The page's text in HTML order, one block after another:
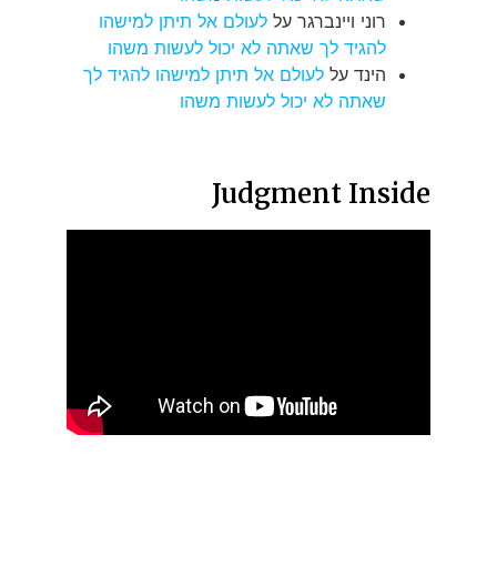
רוני ויינברגר על לעולם אל תיתן למישהו
להגיד לך שאתה לא יכול לעשות משהו
הינד על לעולם אל תיתן למישהו להגיד לך
שאתה לא יכול לעשות משהו
Judgment Inside